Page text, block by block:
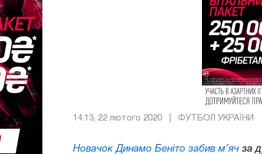
14:13, 22 лютого 2020 ФУТБОЛ УКРАЇНИ
Новачок Динамо Беніто забив м’яч за